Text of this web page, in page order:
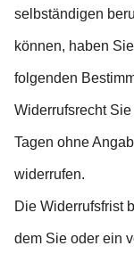
selbständigen
können, haben
folgenden
Widerrufsrecht
Tagen ohne
widerrufen.
Die Widerrufsfrist
dem Sie oder ein